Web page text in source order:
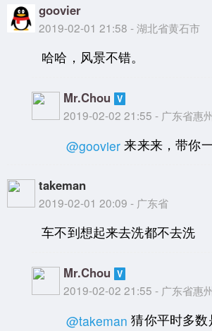
goovier
2019-02-01 21:58 - 湖北省黄石市
哈哈，风景不错。
Mr.Chou
2019-02-02 21:55 - 广东省惠
@goovier 来来来，带你
takeman
2019-02-01 20:09 - 广东省
车不到想起来去洗都不去洗
Mr.Chou
2019-02-02 21:55 - 广东省惠
@takeman 猜你平时多